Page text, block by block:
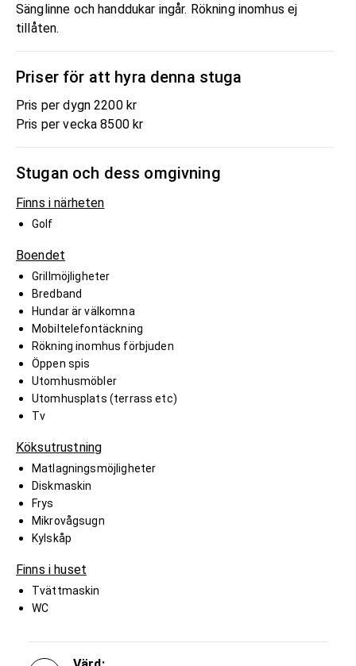
Sänglinne och handdukar ingår. Rökning inomhus ej
tillåten.
Priser för att hyra denna stuga
Pris per dygn 2200 kr
Pris per vecka 8500 kr
Stugan och dess omgivning
Finns i närheten
Golf
Boendet
Grillmöjligheter
Bredband
Hundar är välkomna
Mobiltelefontäckning
Rökning inomhus förbjuden
Öppen spis
Utomhusmöbler
Utomhusplats (terrass etc)
Tv
Köksutrustning
Matlagningsmöjligheter
Diskmaskin
Frys
Mikrovågsugn
Kylskåp
Finns i huset
Tvättmaskin
WC